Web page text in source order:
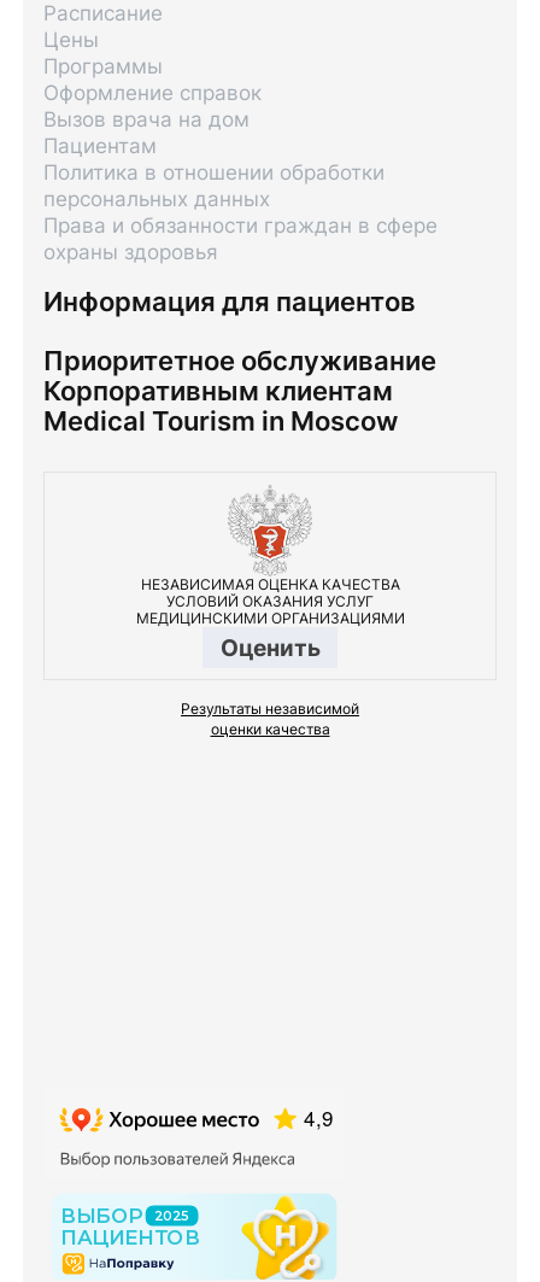
Информация для пациентов
Расписание
Цены
Программы
Оформление справок
Вызов врача на дом
Пациентам
Политика в отношении обработки
персональных данных
Права и обязанности граждан в сфере
охраны здоровья
Приоритетное обслуживание
Корпоративным клиентам
Medical Tourism in Moscow
НЕЗАВИСИМАЯ ОЦЕНКА КАЧЕСТВА
УСЛОВИЙ ОКАЗАНИЯ УСЛУГ
МЕДИЦИНСКИМИ ОРГАНИЗАЦИЯМИ
Оценить
Результаты независимой
оценки качества